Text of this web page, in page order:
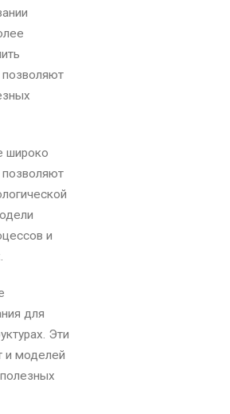
широко
позволяют
и
для
Эти
и моделей